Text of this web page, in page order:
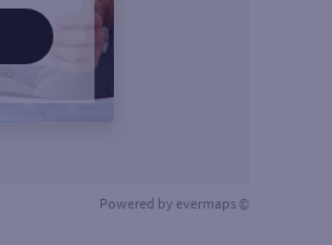
Powered by evermaps ©